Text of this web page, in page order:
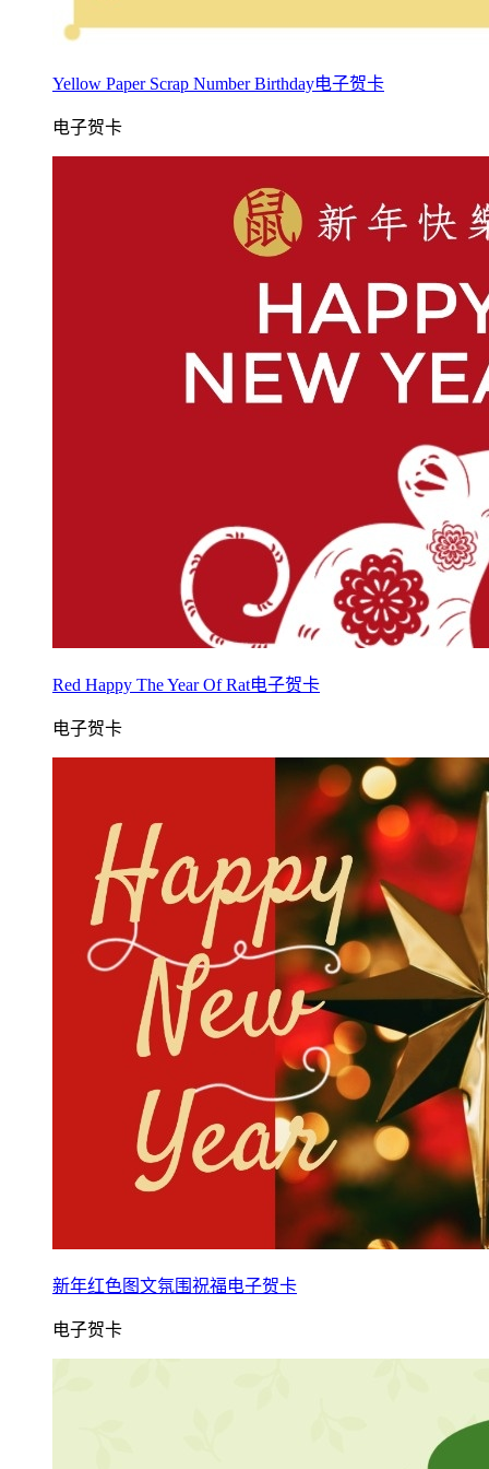
Yellow Paper Scrap Number Birthday电子贺卡
电子贺卡
Red Happy The Year Of Rat电子贺卡
电子贺卡
新年红色图文氛围祝福电子贺卡
电子贺卡